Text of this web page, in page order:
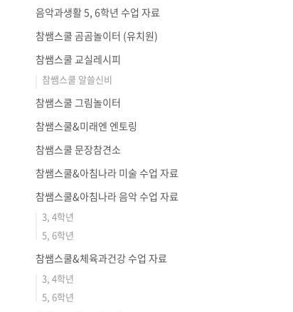
음악과생활 5, 6학년 수업 자료
참쌤스쿨 곰곰놀이터 (유치원)
참쌤스쿨 교실레시피
참쌤스쿨 알쓸신비
참쌤스쿨 그림놀이터
참쌤스쿨&미래엔 엔토링
참쌤스쿨 문장참견소
참쌤스쿨&아침나라 미술 수업 자료
참쌤스쿨&아침나라 음악 수업 자료
3, 4학년
5, 6학년
참쌤스쿨&체육과건강 수업 자료
3, 4학년
5, 6학년